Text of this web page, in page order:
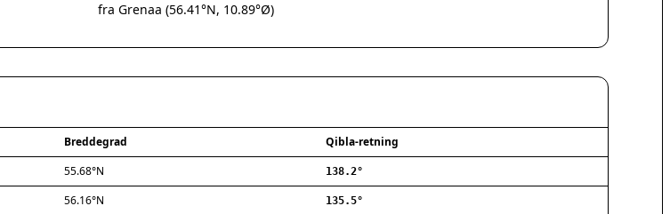
Sønderborg
Nørresundby
fra Grenaa (56.41°N, 10.89°Ø)
Breddegrad
Qibla-retning
55.68°N 138.2°
56.16°N 135.5°